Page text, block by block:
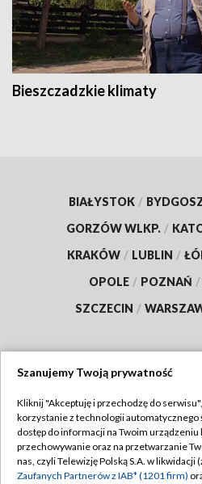
Bieszczadzkie klimaty
BIAŁYSTOK /
GORZÓW WLKP. /
KRAKÓW / LUBLIN /
OPOLE / POZNAŃ /
SZCZECIN /
TVP
Abonament TVP
Emisja w TVP
Polityka
Szanujemy Twoją prywatność
Kliknij "Akceptuję i przechodzę do
korzystanie z technologii automatycznego
dostęp do informacji na Twoim urządzeniu
przechowywanie oraz na przetwarzanie
nas, czyli Telewizję Polską S.A. w likwidacji
Zaufanych Partnerów z IAB* (1201 firm)